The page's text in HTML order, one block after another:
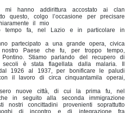
hanno addirittura accostato ai clan
questo, colgo l’occasione per precisare
il mio
tempo fa, nel Lazio e in particolare in
partecipato a una grande opera, civica
Paese che fu, per troppo tempo,
Stiamo parlando del recupero di
è stata flagellata dalla malaria. Il
1926 al 1937, per bonificare le paludi
il lavoro di circa cinquantamila operai,
nuove città, di cui la prima fu, nel
in seguito alla seconda immigrazione
nostri concittadini provenienti soprattutto
di incontro e di integrazione fra